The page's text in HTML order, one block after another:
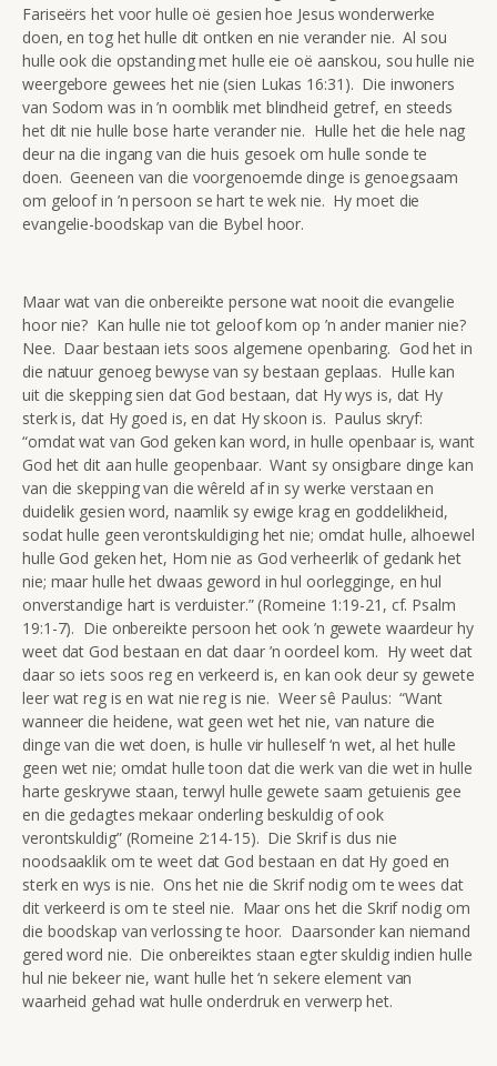
Fariseërs het voor hulle oë gesien hoe Jesus wonderwerke
doen, en tog het hulle dit ontken en nie verander nie. Al sou
hulle ook die opstanding met hulle eie oë aanskou, sou hulle nie
weergebore gewees het nie (sien Lukas 16:31). Die inwoners
van Sodom was in ’n oomblik met blindheid getref, en steeds
het dit nie hulle bose harte verander nie. Hulle het die hele nag
deur na die ingang van die huis gesoek om hulle sonde te
doen. Geeneen van die voorgenoemde dinge is genoegsaam
om geloof in ’n persoon se hart te wek nie. Hy moet die
evangelie-boodskap van die Bybel hoor.
Maar wat van die onbereikte persone wat nooit die evangelie
hoor nie? Kan hulle nie tot geloof kom op ’n ander manier nie?
Nee. Daar bestaan iets soos algemene openbaring. God het in
die natuur genoeg bewyse van sy bestaan geplaas. Hulle kan
uit die skepping sien dat God bestaan, dat Hy wys is, dat Hy
sterk is, dat Hy goed is, en dat Hy skoon is. Paulus skryf:
“omdat wat van God geken kan word, in hulle openbaar is, want
God het dit aan hulle geopenbaar. Want sy onsigbare dinge kan
van die skepping van die wêreld af in sy werke verstaan en
duidelik gesien word, naamlik sy ewige krag en goddelikheid,
sodat hulle geen verontskuldiging het nie; omdat hulle, alhoewel
hulle God geken het, Hom nie as God verheerlik of gedank het
nie; maar hulle het dwaas geword in hul oorlegginge, en hul
onverstandige hart is verduister.” (Romeine 1:19-21, cf. Psalm
19:1-7). Die onbereikte persoon het ook ’n gewete waardeur hy
weet dat God bestaan en dat daar ’n oordeel kom. Hy weet dat
daar so iets soos reg en verkeerd is, en kan ook deur sy gewete
leer wat reg is en wat nie reg is nie. Weer sê Paulus: “Want
wanneer die heidene, wat geen wet het nie, van nature die
dinge van die wet doen, is hulle vir hulleself ‘n wet, al het hulle
geen wet nie; omdat hulle toon dat die werk van die wet in hulle
harte geskrywe staan, terwyl hulle gewete saam getuienis gee
en die gedagtes mekaar onderling beskuldig of ook
verontskuldig” (Romeine 2:14-15). Die Skrif is dus nie
noodsaaklik om te weet dat God bestaan en dat Hy goed en
sterk en wys is nie. Ons het nie die Skrif nodig om te wees dat
dit verkeerd is om te steel nie. Maar ons het die Skrif nodig om
die boodskap van verlossing te hoor. Daarsonder kan niemand
gered word nie. Die onbereiktes staan egter skuldig indien hulle
hul nie bekeer nie, want hulle het ‘n sekere element van
waarheid gehad wat hulle onderdruk en verwerp het.